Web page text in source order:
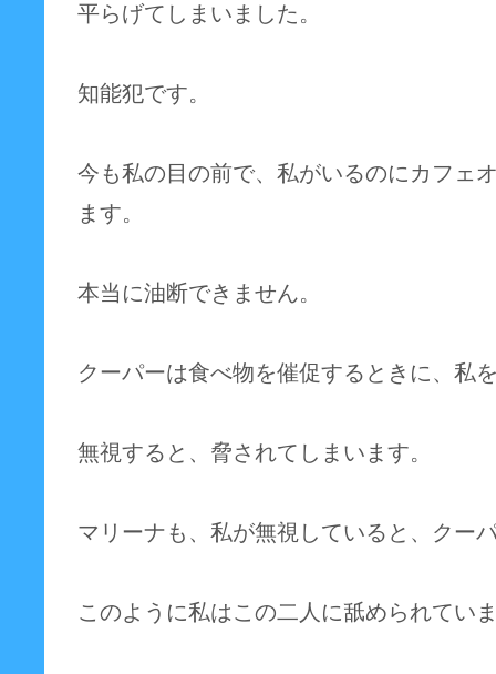
平らげてしまいました。
知能犯です。
今も私の目の前で、私がいるのにカフェ
ます。
本当に油断できません。
クーパーは食べ物を催促するときに、私
無視すると、脅されてしまいます。
マリーナも、私が無視していると、クー
このように私はこの二人に舐められてい